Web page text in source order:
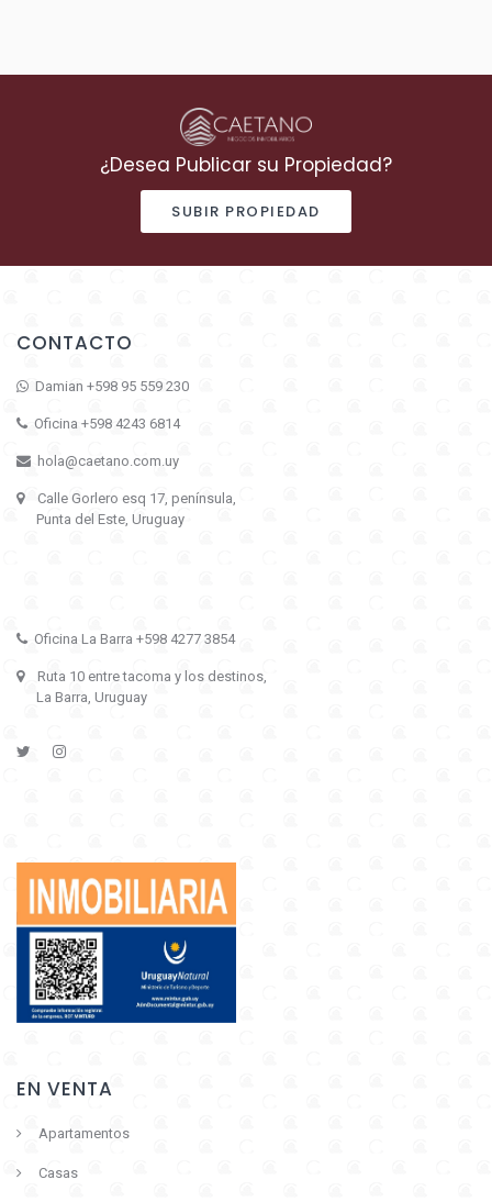
¿Desea Publicar su Propiedad?
SUBIR PROPIEDAD
CONTACTO
Damian +598 95 559 230
Oficina +598 4243 6814
hola@caetano.com.uy
Calle Gorlero esq 17, península,
Punta del Este, Uruguay
Oficina La Barra +598 4277 3854
Ruta 10 entre tacoma y los destinos,
La Barra, Uruguay
EN VENTA
Apartamentos
Casas